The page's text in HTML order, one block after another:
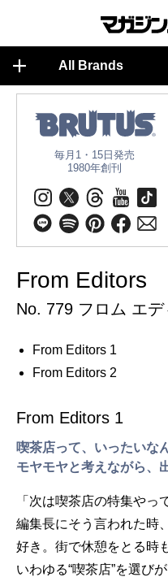
All Brands
毎月1・15日発売
1980年創刊
From Editors
No. 779 フロム エ
From Editors 1
From Editors 2
From Editors 1
喫茶店って、いったいな
モヤモヤと考えながら、
「次は喫茶店の特集やっ
編集長にそう言われた時
好き。街で休憩をとる時
いわゆる“喫茶店”を選び